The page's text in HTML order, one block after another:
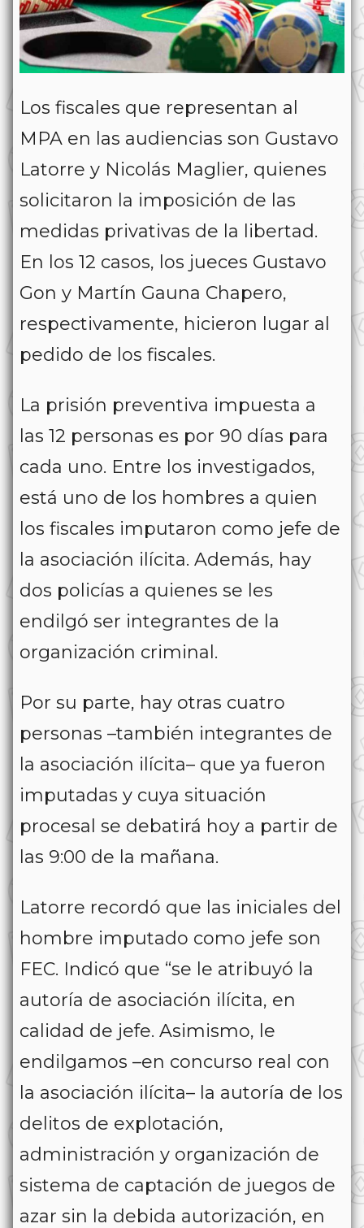
Los fiscales que representan al
MPA en las audiencias son Gustavo
Latorre y Nicolás Maglier, quienes
solicitaron la imposición de las
medidas privativas de la libertad.
En los 12 casos, los jueces Gustavo
Gon y Martín Gauna Chapero,
respectivamente, hicieron lugar al
pedido de los fiscales.
La prisión preventiva impuesta a
las 12 personas es por 90 días para
cada uno. Entre los investigados,
está uno de los hombres a quien
los fiscales imputaron como jefe de
la asociación ilícita. Además, hay
dos policías a quienes se les
endilgó ser integrantes de la
organización criminal.
Por su parte, hay otras cuatro
personas –también integrantes de
la asociación ilícita– que ya fueron
imputadas y cuya situación
procesal se debatirá hoy a partir de
las 9:00 de la mañana.
Latorre recordó que las iniciales del
hombre imputado como jefe son
FEC. Indicó que “se le atribuyó la
autoría de asociación ilícita, en
calidad de jefe. Asimismo, le
endilgamos –en concurso real con
la asociación ilícita– la autoría de los
delitos de explotación,
administración y organización de
sistema de captación de juegos de
azar sin la debida autorización, en